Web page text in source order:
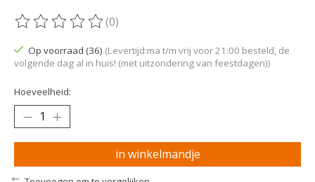
De beoordeling van dit product is
(0)
Op voorraad (36) (Levertijd:ma t/m vrij voor 21:00 besteld, de
volgende dag al in huis! (met uitzondering van feestdagen))
Hoeveelheid:
in winkelmandje